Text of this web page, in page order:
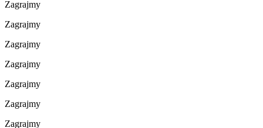
Zagrajmy
Zagrajmy
Zagrajmy
Zagrajmy
Zagrajmy
Zagrajmy
Zagrajmy